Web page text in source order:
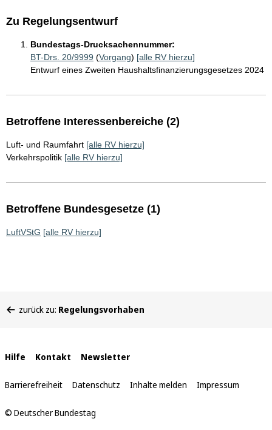
Zu Regelungsentwurf
Bundestags-Drucksachennummer:
BT-Drs. 20/9999 (Vorgang) [alle RV hierzu]
Entwurf eines Zweiten Haushaltsfinanzierungsgesetzes 2024
Betroffene Interessenbereiche (2)
Luft- und Raumfahrt [alle RV hierzu]
Verkehrspolitik [alle RV hierzu]
Betroffene Bundesgesetze (1)
LuftVStG [alle RV hierzu]
befinden
zurück zu: Regelungsvorhaben
Interne
Links
Hilfe Kontakt Newsletter
Barrierefreiheit Datenschutz Inhalte melden Impressum
© Deutscher Bundestag